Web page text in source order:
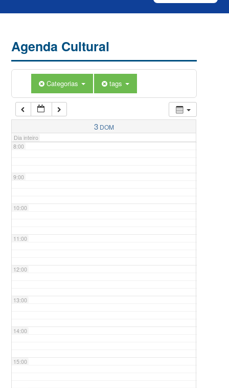
Agenda Cultural
Categorias tags
3 DOM
Dia inteiro
5:00
7:00
8:00
9:00
10:00
11:00
12:00
13:00
14:00
15:00